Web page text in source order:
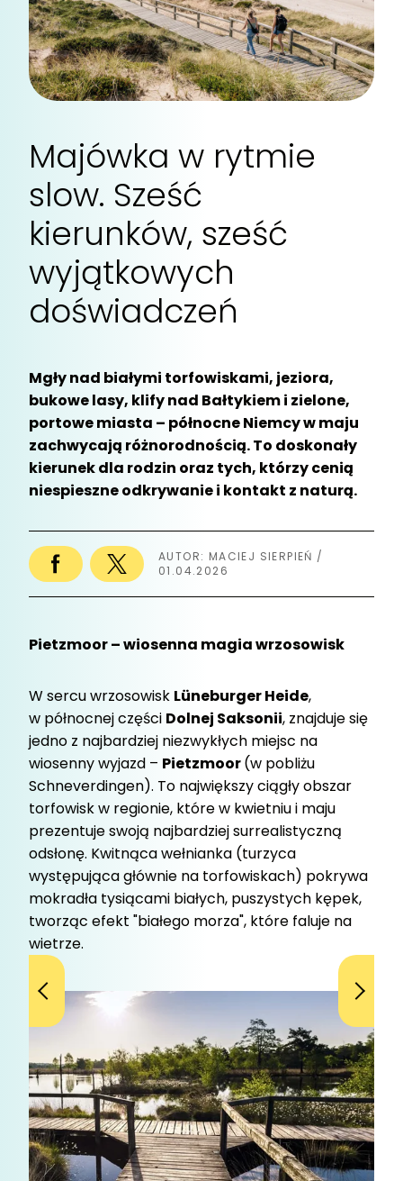
Majówka w rytmie
slow. Sześć
kierunków, sześć
wyjątkowych
doświadczeń
Mgły nad białymi torfowiskami, jeziora,
bukowe lasy, klify nad Bałtykiem i zielone,
portowe miasta – północne Niemcy w maju
zachwycają różnorodnością. To doskonały
kierunek dla rodzin oraz tych, którzy cenią
niespieszne odkrywanie i kontakt z naturą.
AUTOR: MACIEJ SIERPIEŃ /
01.04.2026
Pietzmoor – wiosenna magia wrzosowisk
W sercu wrzosowisk Lüneburger Heide,
w północnej części Dolnej Saksonii, znajduje się
jedno z najbardziej niezwykłych miejsc na
wiosenny wyjazd – Pietzmoor(w pobliżu
Schneverdingen). To największy ciągły obszar
torfowisk w regionie, które w kwietniu i maju
prezentuje swoją najbardziej surrealistyczną
odsłonę. Kwitnąca wełnianka (turzyca
występująca głównie na torfowiskach) pokrywa
mokradła tysiącami białych, puszystych kępek,
tworząc efekt "białego morza", które faluje na
wietrze.